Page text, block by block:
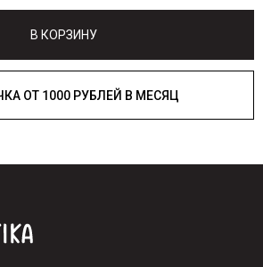
В КОРЗИНУ
РАССРОЧКА ОТ 1000 РУБЛЕЙ В МЕСЯЦ